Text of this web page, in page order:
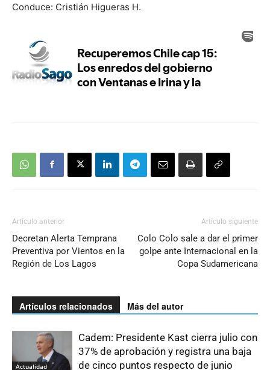
Conduce: Cristián Higueras H.
Artículo anterior
Decretan Alerta Temprana
Preventiva por Vientos en la
Región de Los Lagos
Artículo siguiente
Colo Colo sale a dar el primer
golpe ante Internacional en la
Copa Sudamericana
Artículos relacionados Más del autor
Actualidad
Cadem: Presidente Kast cierra julio con
37% de aprobación y registra una baja
de cinco puntos respecto de junio